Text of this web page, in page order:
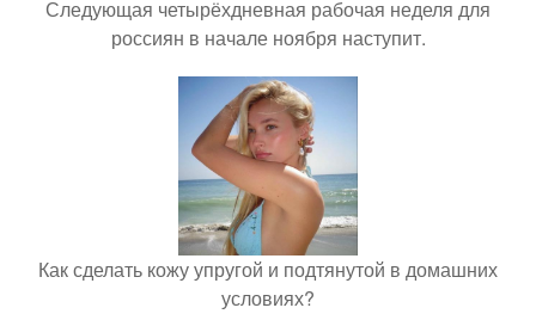
Следующая четырёхдневная рабочая неделя для
россиян в начале ноября наступит.
Как сделать кожу упругой и подтянутой в домашних
условиях?